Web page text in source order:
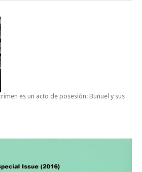
es un acto de posesión: Buñuel y sus